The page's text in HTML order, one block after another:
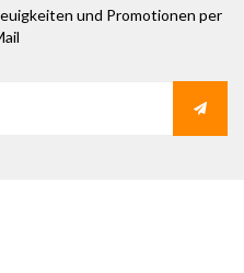
und Promotionen per